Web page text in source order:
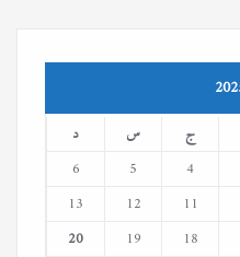
ج س
د
4
5
6
11
12
13
18
19
20